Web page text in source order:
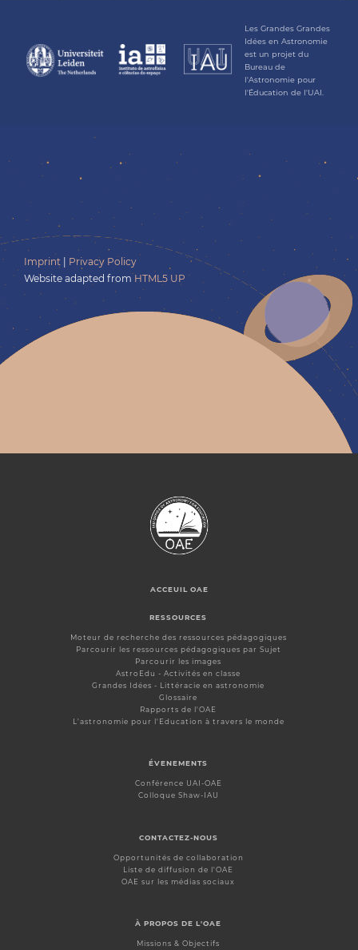
Les Grandes Grandes
Idées en Astronomie
est un projet du
Bureau de
l'Astronomie pour
l'Éducation de l'UAI.
Imprint | Privacy Policy
Website adapted fromHTML5 UP
ACCEUIL OAE
RESSOURCES
Moteur de recherche des ressources pédagogiques
Parcourir les ressources pédagogiques par Sujet
Parcourir les images
AstroEdu - Activités en classe
Grandes Idées - Littéracie en astronomie
Glossaire
Rapports de l'OAE
L'astronomie pour l'Education à travers le monde
ÉVENEMENTS
Conférence UAI-OAE
Colloque Shaw-IAU
CONTACTEZ-NOUS
Opportunités de collaboration
Liste de diffusion de l'OAE
OAE sur les médias sociaux
À PROPOS DE L'OAE
Missions & Objectifs